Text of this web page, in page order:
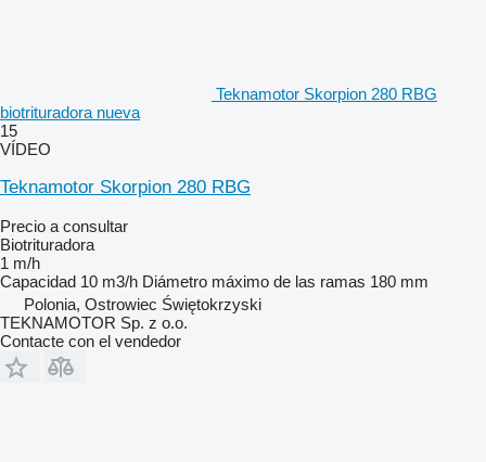
Teknamotor Skorpion 280 RBG
biotrituradora nueva
15
VÍDEO
Teknamotor Skorpion 280 RBG
Precio a consultar
Biotrituradora
1 m/h
Capacidad 10 m3/h Diámetro máximo de las ramas 180 mm
Polonia, Ostrowiec Świętokrzyski
TEKNAMOTOR Sp. z o.o.
Contacte con el vendedor